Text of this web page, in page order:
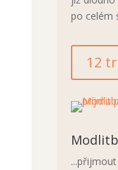
po celém
12